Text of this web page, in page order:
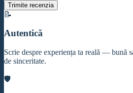
Trimite recenzia
📝
Autentică
Scrie despre experiența ta reală — bună
de sinceritate.
🛡️